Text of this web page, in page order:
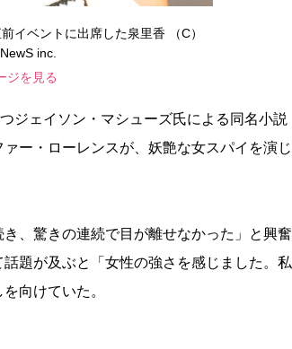
イベントに出席した泉里香 （C）
inc.
ジを見る
ジェイソン・マシューズ氏による同名小説
ー・ローレンスが、妖艶な女スパイを演じ
、驚きの連続で目が離せなかった」と興奮
題が及ぶと「女性の強さを感じました。私
向けていた。